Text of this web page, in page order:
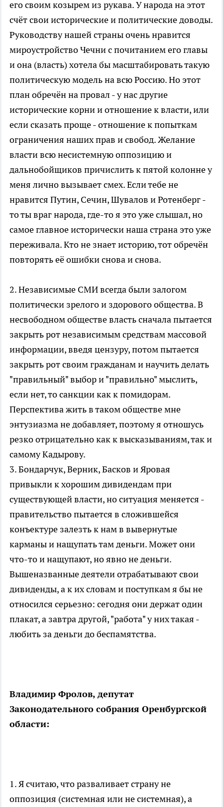
его своим козырем из рукава. У народа на этот
счёт свои исторические и политические доводы.
Руководству нашей страны очень нравится
мироустройство Чечни с почитанием его главы
и она (власть) хотела бы масштабировать такую
политическую модель на всю Россию. Но этот
план обречён на провал - у нас другие
исторические корни и отношение к власти, или
если сказать проще - отношение к попыткам
ограничения наших прав и свобод. Желание
власти всю несистемную оппозицию и
дальнобойщиков причислить к пятой колонне у
меня лично вызывает смех. Если тебе не
нравится Путин, Сечин, Шувалов и Ротенберг -
то ты враг народа, где-то я это уже слышал, но
самое главное исторически наша страна это уже
переживала. Кто не знает историю, тот обречён
повторять её ошибки снова и снова.
2. Независимые СМИ всегда были залогом
политически зрелого и здорового общества. В
несвободном обществе власть сначала пытается
закрыть рот независимым средствам массовой
информации, введя цензуру, потом пытается
закрыть рот своим гражданам и научить делать
"правильный" выбор и "правильно" мыслить,
если нет, то санкции как к помидорам.
Перспектива жить в таком обществе мне
энтузиазма не добавляет, поэтому я отношусь
резко отрицательно как к высказываниям, так и
самому Кадырову.
3. Бондарчук, Верник, Басков и Яровая
привыкли к хорошим дивидендам при
существующей власти, но ситуация меняется -
правительство пытается в сложившейся
конъектуре залезть к нам в вывернутые
карманы и нащупать там деньги. Может они
что-то и нащупают, но явно не деньги.
Вышеназванные деятели отрабатывают свои
дивиденды, а к их словам и поступкам я бы не
относился серьезно: сегодня они держат один
плакат, а завтра другой, "работа" у них такая -
любить за деньги до беспамятства.
Владимир Фролов, депутат
Законодательного собрания Оренбургской
области:
1. Я считаю, что разваливает страну не
оппозиция (системная или не системная), а